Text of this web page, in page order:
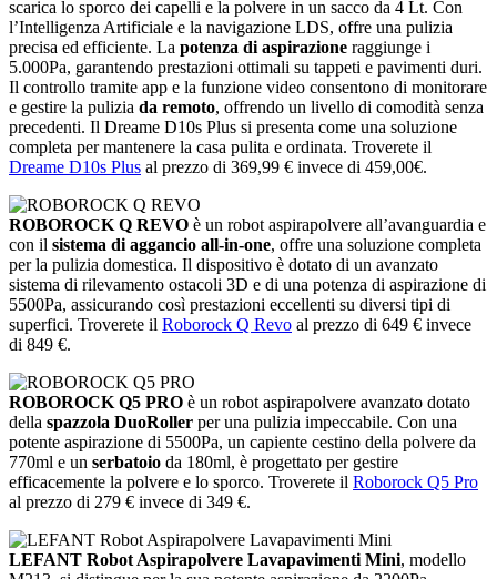
scarica lo sporco dei capelli e la polvere in un sacco da 4 Lt. Con
l’Intelligenza Artificiale e la navigazione LDS, offre una pulizia
precisa ed efficiente. La potenza di aspirazione raggiunge i
5.000Pa, garantendo prestazioni ottimali su tappeti e pavimenti duri.
Il controllo tramite app e la funzione video consentono di monitorare
e gestire la pulizia da remoto, offrendo un livello di comodità senza
precedenti. Il Dreame D10s Plus si presenta come una soluzione
completa per mantenere la casa pulita e ordinata. Troverete il
Dreame D10s Plus al prezzo di 369,99 € invece di 459,00€.
ROBOROCK Q REVO è un robot aspirapolvere all’avanguardia e
con il sistema di aggancio all-in-one, offre una soluzione completa
per la pulizia domestica. Il dispositivo è dotato di un avanzato
sistema di rilevamento ostacoli 3D e di una potenza di aspirazione di
5500Pa, assicurando così prestazioni eccellenti su diversi tipi di
superfici. Troverete il Roborock Q Revo al prezzo di 649 € invece
di 849 €.
ROBOROCK Q5 PRO è un robot aspirapolvere avanzato dotato
della spazzola DuoRoller per una pulizia impeccabile. Con una
potente aspirazione di 5500Pa, un capiente cestino della polvere da
770ml e un serbatoio da 180ml, è progettato per gestire
efficacemente la polvere e lo sporco. Troverete il Roborock Q5 Pro
al prezzo di 279 € invece di 349 €.
LEFANT Robot Aspirapolvere Lavapavimenti Mini, modello